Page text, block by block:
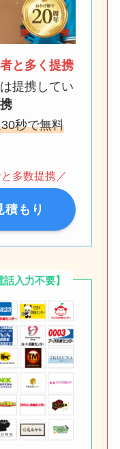
と多く提携
提携してい
秒で無料
多数提携／
積もり
入力不要】